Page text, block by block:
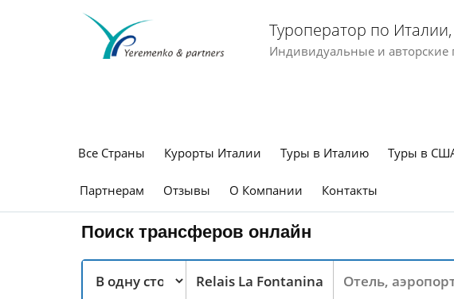
Туроператор по
Индивидуальные и авторские
Все Страны Курорты Италии Туры в Италию Туры в
Партнерам Отзывы О Компании Контакты
Поиск трансферов онлайн